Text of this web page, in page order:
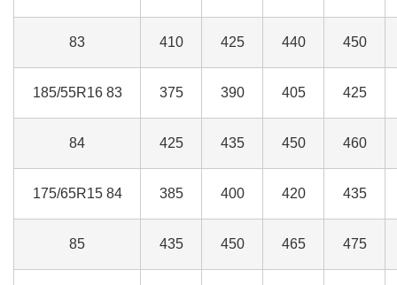
83 410 425 440 450
185/55R16 83 375 390 405 425
84 425 435 450 460
175/65R15 84 385 400 420 435
85 435 450 465 475